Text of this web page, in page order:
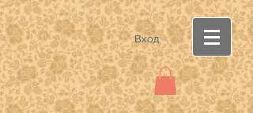
Вход